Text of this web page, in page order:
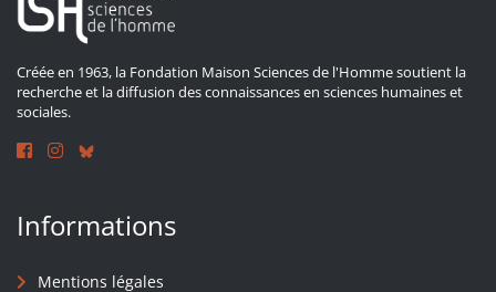
Créée en 1963, la Fondation Maison Sciences de l'Homme soutient la
recherche et la diffusion des connaissances en sciences humaines et
sociales.
Informations
Mentions légales